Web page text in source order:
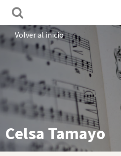
Volver al inicio
Celsa Tamayo